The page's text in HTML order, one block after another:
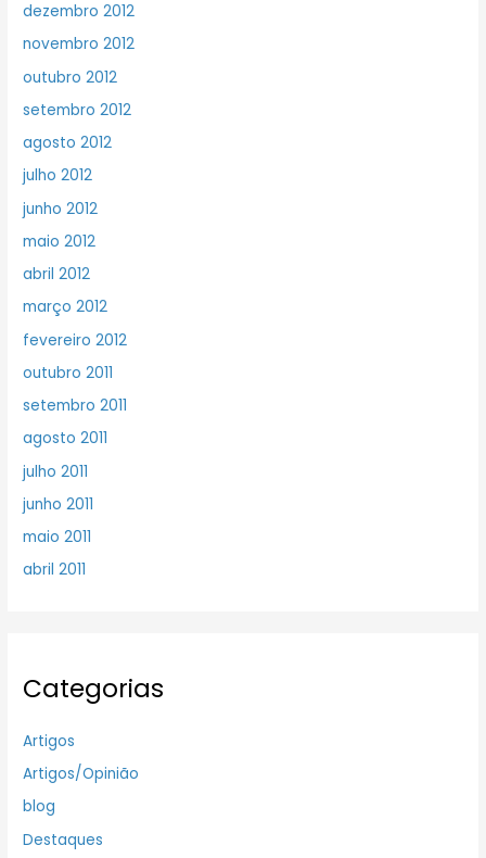
dezembro 2012
novembro 2012
outubro 2012
setembro 2012
agosto 2012
julho 2012
junho 2012
maio 2012
abril 2012
março 2012
fevereiro 2012
outubro 2011
setembro 2011
agosto 2011
julho 2011
junho 2011
maio 2011
abril 2011
Categorias
Artigos
Artigos/Opinião
blog
Destaques